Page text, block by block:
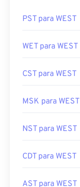
PST para WEST
WET para WEST
CST para WEST
MSK para WEST
NST para WEST
CDT para WEST
AST para WEST